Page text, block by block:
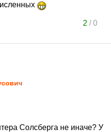
2 /0
Солсберга не иначе? У